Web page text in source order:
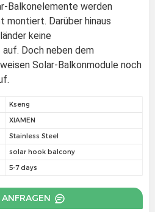
Balkonelemente werden
montiert. Darüber hinaus
keine
Doch neben dem
Solar-Balkonmodule noch
Kseng
XIAMEN
Stainless Steel
solar hook balcony
5-7 days